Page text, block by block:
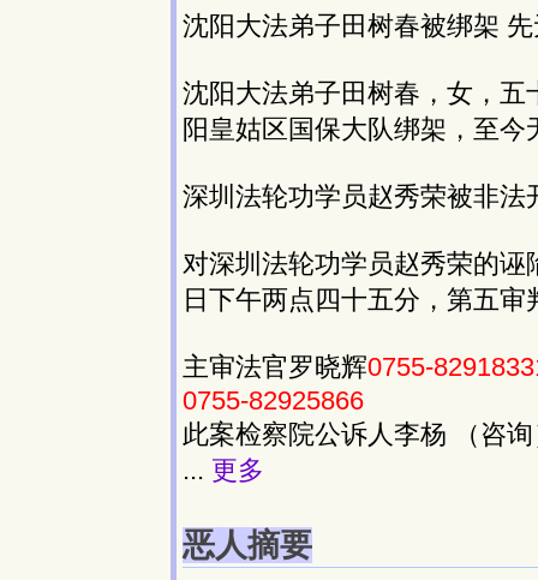
沈阳大法弟子田树春被绑架
沈阳大法弟子田树春，女，
阳皇姑区国保大队绑架，至今
深圳法轮功学员赵秀荣被非
对深圳法轮功学员赵秀荣的
日下午两点四十五分，第五审
主审法官罗晓辉0755-
0755-82925866
此案检察院公诉人李杨 （咨
... 更多
恶人摘要